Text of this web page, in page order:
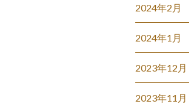
2024年2月
2024年1月
2023年12月
2023年11月